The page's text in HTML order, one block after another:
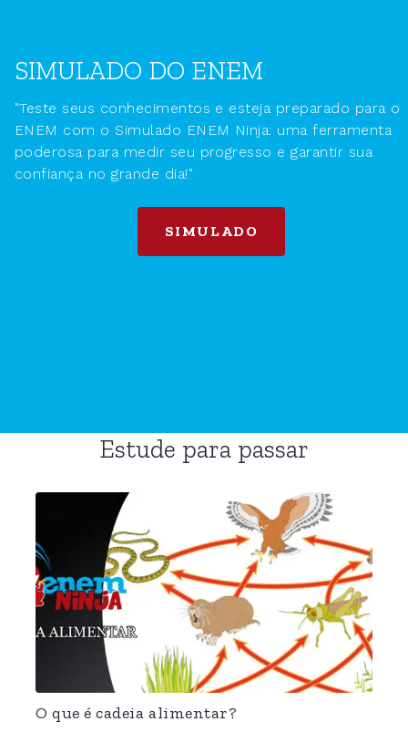
SIMULADO DO ENEM
"Teste seus conhecimentos e esteja preparado para o
ENEM com o Simulado ENEM Ninja: uma ferramenta
poderosa para medir seu progresso e garantir sua
confiança no grande dia!"
SIMULADO
Estude para passar
O que é cadeia alimentar?